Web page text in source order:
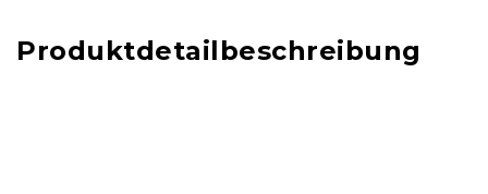
Produktdetailbeschreibung